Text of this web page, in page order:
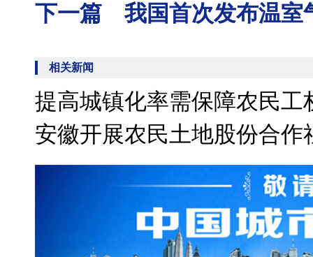
下一篇 我国首次发布温室
相关新闻
提高城镇化率需保障农民工
安徽开展农民土地股份合作